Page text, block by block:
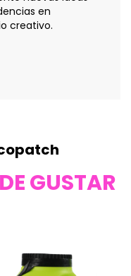
en
creativo.
GUSTAR